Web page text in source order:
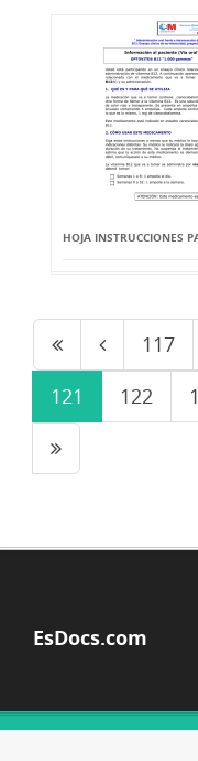
HOJA INSTRUCCIONES
117
121
122
EsDocs.com